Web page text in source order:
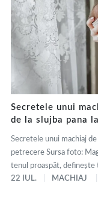
Secretele unui
de la slujba pana
Secretele unui machiaj
petrecere Sursa foto:
tenul proaspăt,
22 IUL.
MACHIAJ